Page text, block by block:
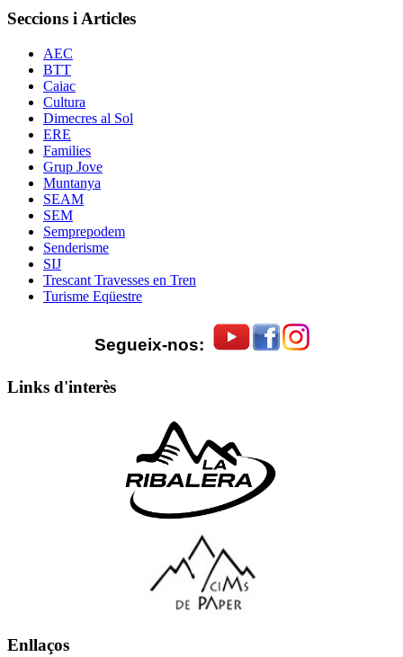
Seccions i Articles
AEC
BTT
Caiac
Cultura
Dimecres al Sol
ERE
Families
Grup Jove
Muntanya
SEAM
SEM
Semprepodem
Senderisme
SIJ
Trescant Travesses en Tren
Turisme Eqüestre
Segueix-nos:
Links d'interès
Enllaços